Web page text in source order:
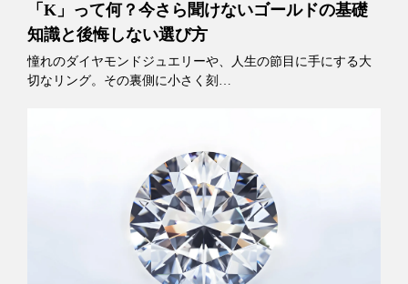
「K」って何？今さら聞けないゴールドの基礎
知識と後悔しない選び方
憧れのダイヤモンドジュエリーや、人生の節目に手にする大
切なリング。その裏側に小さく刻…